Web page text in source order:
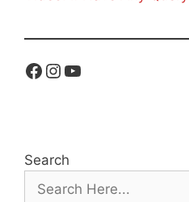
Facebook
Instagram
YouTube
Search